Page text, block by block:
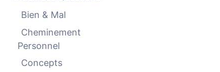
Bien & Mal
Cheminement
Personnel
Concepts